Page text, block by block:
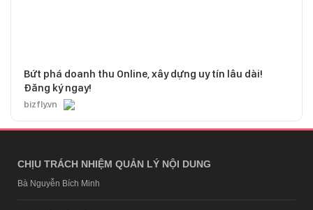
Bứt phá doanh thu Online, xây dựng uy tín lâu dài!
Đăng ký ngay!
bizfly.vn
CHỊU TRÁCH NHIỆM QUẢN LÝ NỘI DUNG
Bà Nguyễn Bích Minh